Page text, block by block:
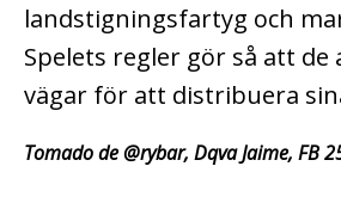
landstigningsfartyg och
Spelets regler gör så att
vägar för att distribuera
Tomado de @rybar, Dqva Jaime, FB